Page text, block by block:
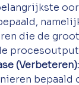
die de
(Verbeteren):
bepaald